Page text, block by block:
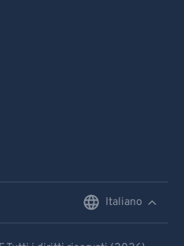
Italiano